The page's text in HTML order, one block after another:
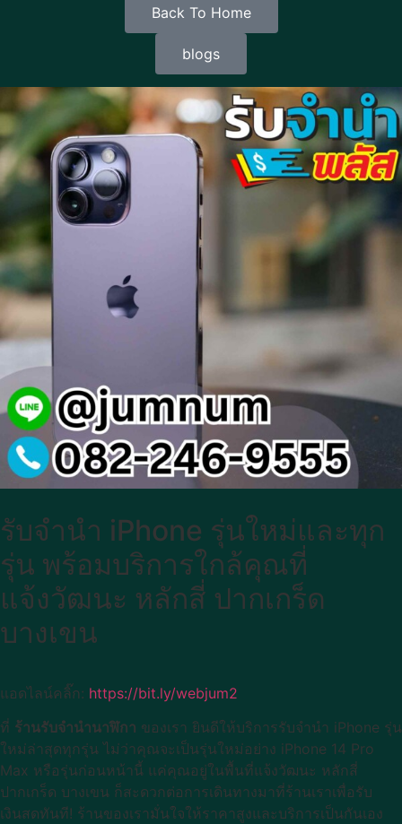
Back To Home
blogs
รับจำนำ iPhone รุ่นใหม่และทุก
รุ่น พร้อมบริการใกล้คุณที่
แจ้งวัฒนะ หลักสี่ ปากเกร็ด
บางเขน
แอดไลน์คลิ๊ก: https://bit.ly/webjum2
ที่ ร้านรับจำนำนาฬิกา ของเรา ยินดีให้บริการรับจำนำ iPhone รุ่น
ใหม่ล่าสุดทุกรุ่น ไม่ว่าคุณจะเป็นรุ่นใหม่อย่าง iPhone 14 Pro
Max หรือรุ่นก่อนหน้านี้ แค่คุณอยู่ในพื้นที่แจ้งวัฒนะ หลักสี่
ปากเกร็ด บางเขน ก็สะดวกต่อการเดินทางมาที่ร้านเราเพื่อรับ
เงินสดทันที! ร้านของเรามั่นใจให้ราคาสูงและบริการเป็นกันเอง